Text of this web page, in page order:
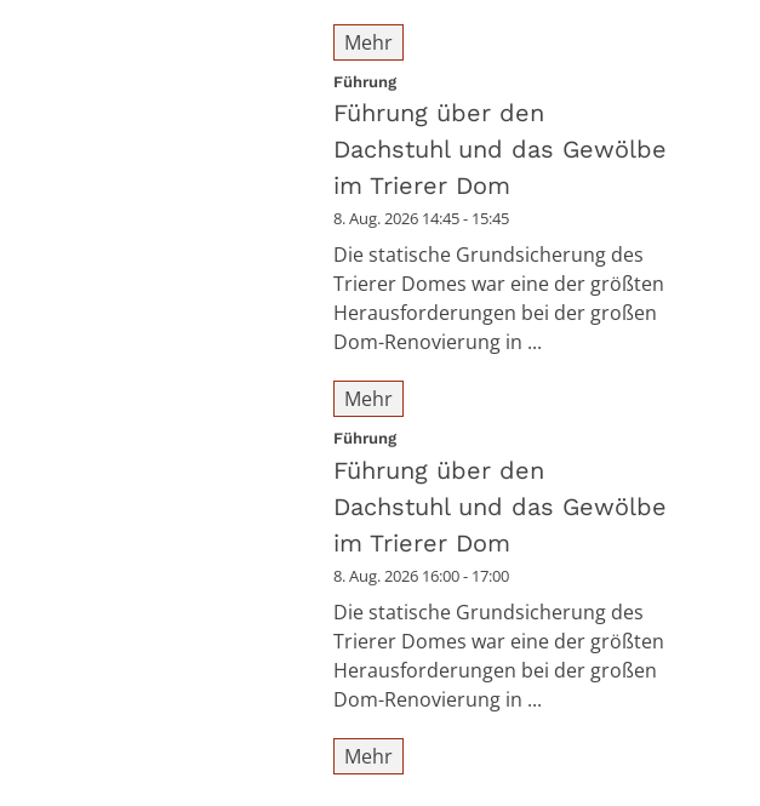
Mehr
Führung:
Führung über den
Dachstuhl und das Gewölbe
im Trierer Dom
8. Aug. 2026 14:45 - 15:45
Die statische Grundsicherung des
Trierer Domes war eine der größten
Herausforderungen bei der großen
Dom-Renovierung in ...
Mehr
Führung:
Führung über den
Dachstuhl und das Gewölbe
im Trierer Dom
8. Aug. 2026 16:00 - 17:00
Die statische Grundsicherung des
Trierer Domes war eine der größten
Herausforderungen bei der großen
Dom-Renovierung in ...
Mehr